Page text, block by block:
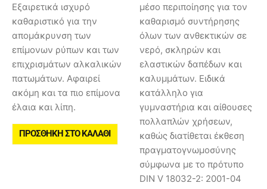
Εξαιρετικά ισχυρό
καθαριστικό για την
απομάκρυνση των
επίμονων ρύπων και των
επιχρισμάτων αλκαλικών
πατωμάτων. Αφαιρεί
ακόμη και τα πιο επίμονα
έλαια και λίπη.
ΠΡΟΣΘΉΚΗ ΣΤΟ ΚΑΛΆΘΙ
μέσο περιποίησης για τον
καθαρισμό συντήρησης
όλων των ανθεκτικών σε
νερό, σκληρών και
ελαστικών δαπέδων και
καλυμμάτων. Ειδικά
κατάλληλο για
γυμναστήρια και αίθουσες
πολλαπλών χρήσεων,
καθώς διατίθεται έκθεση
πραγματογνωμοσύνης
σύμφωνα με το πρότυπο
DIN V 18032-2: 2001-04